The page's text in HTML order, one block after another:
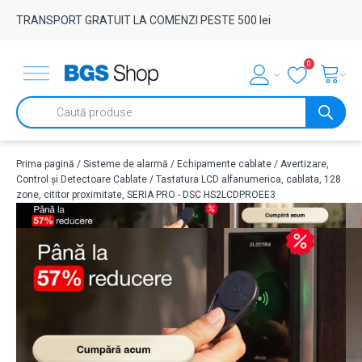
TRANSPORT GRATUIT LA COMENZI PESTE 500 lei
0
Products
search
Prima pagină / Sisteme de alarmă / Echipamente cablate / Avertizare,
Control și Detectoare Cablate / Tastatura LCD alfanumerica, cablata, 128
zone, cititor proximitate, SERIA PRO - DSC HS2LCDPROEE3